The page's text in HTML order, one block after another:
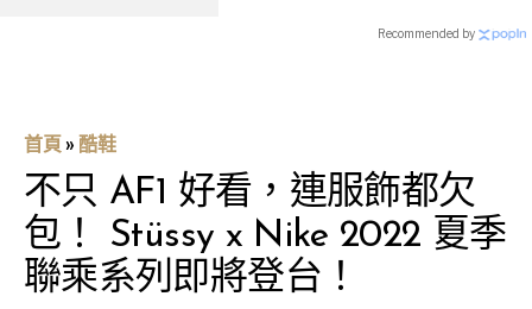
Recommended by
首頁 » 酷鞋
不只 AF1 好看，連服飾都欠
包！ Stüssy x Nike 2022 夏季
聯乘系列即將登台！